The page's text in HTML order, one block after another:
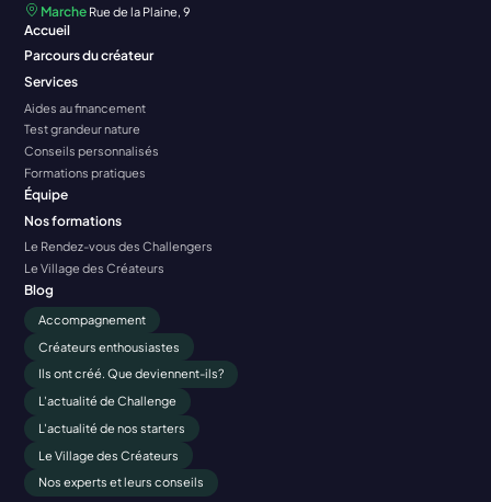
Marche Rue de la Plaine, 9
Accueil
Parcours du créateur
Services
Aides au financement
Test grandeur nature
Conseils personnalisés
Formations pratiques
Équipe
Nos formations
Le Rendez-vous des Challengers
Le Village des Créateurs
Blog
Accompagnement
Créateurs enthousiastes
Ils ont créé. Que deviennent-ils?
L'actualité de Challenge
L'actualité de nos starters
Le Village des Créateurs
Nos experts et leurs conseils